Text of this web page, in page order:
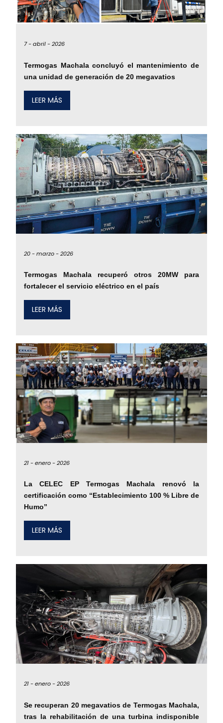
7 -abril -2026
Termogas Machala concluyó el mantenimiento de
una unidad de generación de 20 megavatios
LEER MÁS
20 -marzo -2026
Termogas Machala recuperó otros 20MW para
fortalecer el servicio eléctrico en el país
LEER MÁS
21 -enero -2026
La CELEC EP Termogas Machala renovó la
certificación como “Establecimiento 100 % Libre de
Humo”
LEER MÁS
21 -enero -2026
Se recuperan 20 megavatios de Termogas Machala,
tras la rehabilitación de una turbina indisponible